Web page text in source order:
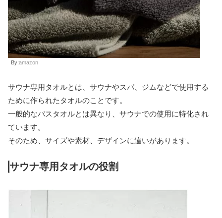
By:amazon
サウナ専用タオルとは、サウナやスパ、ジムなどで使用する
ために作られたタオルのことです。
一般的なバスタオルとは異なり、サウナでの使用に特化され
ています。
そのため、サイズや素材、デザインに違いがあります。
サウナ専用タオルの役割